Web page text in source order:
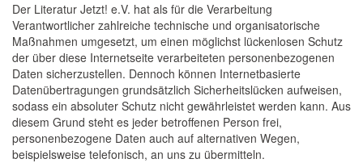
Der Literatur Jetzt! e.V. hat als für die Verarbeitung
Verantwortlicher zahlreiche technische und organisatorische
Maßnahmen umgesetzt, um einen möglichst lückenlosen Schutz
der über diese Internetseite verarbeiteten personenbezogenen
Daten sicherzustellen. Dennoch können Internetbasierte
Datenübertragungen grundsätzlich Sicherheitslücken aufweisen,
sodass ein absoluter Schutz nicht gewährleistet werden kann. Aus
diesem Grund steht es jeder betroffenen Person frei,
personenbezogene Daten auch auf alternativen Wegen,
beispielsweise telefonisch, an uns zu übermitteln.